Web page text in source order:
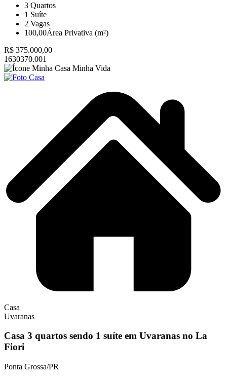
3 Quartos
1 Suíte
2 Vagas
100,00Área Privativa (m²)
R$ 375.000,00
1630370.001
Casa
Uvaranas
Casa 3 quartos sendo 1 suíte em Uvaranas no La
Fiori
Ponta Grossa/PR